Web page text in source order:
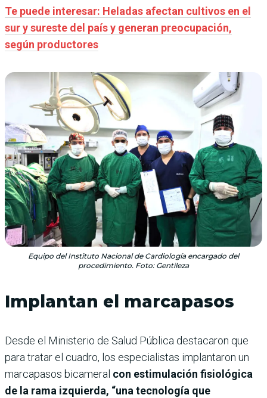
Te puede interesar: Heladas afectan cultivos en el
sur y sureste del país y generan preocupación,
según productores
Equipo del Instituto Nacional de Cardiología encargado del
procedimiento. Foto: Gentileza
Implantan el marcapasos
Desde el Ministerio de Salud Pública destacaron que
para tratar el cuadro, los especialistas implantaron un
marcapasos bicameral con estimulación fisiológica
de la rama izquierda, “una tecnología que